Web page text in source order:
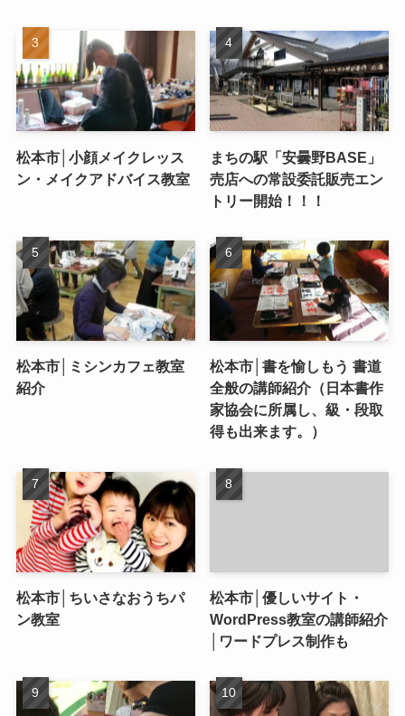
松本市│小顔メイクレッス
ン・メイクアドバイス教室
まちの駅「安曇野BASE」
売店への常設委託販売エン
トリー開始！！！
松本市│ミシンカフェ教室
紹介
松本市│書を愉しもう 書道
全般の講師紹介（日本書作
家協会に所属し、級・段取
得も出来ます。）
松本市│ちいさなおうちパ
ン教室
松本市│優しいサイト・
WordPress教室の講師紹介
│ワードプレス制作も